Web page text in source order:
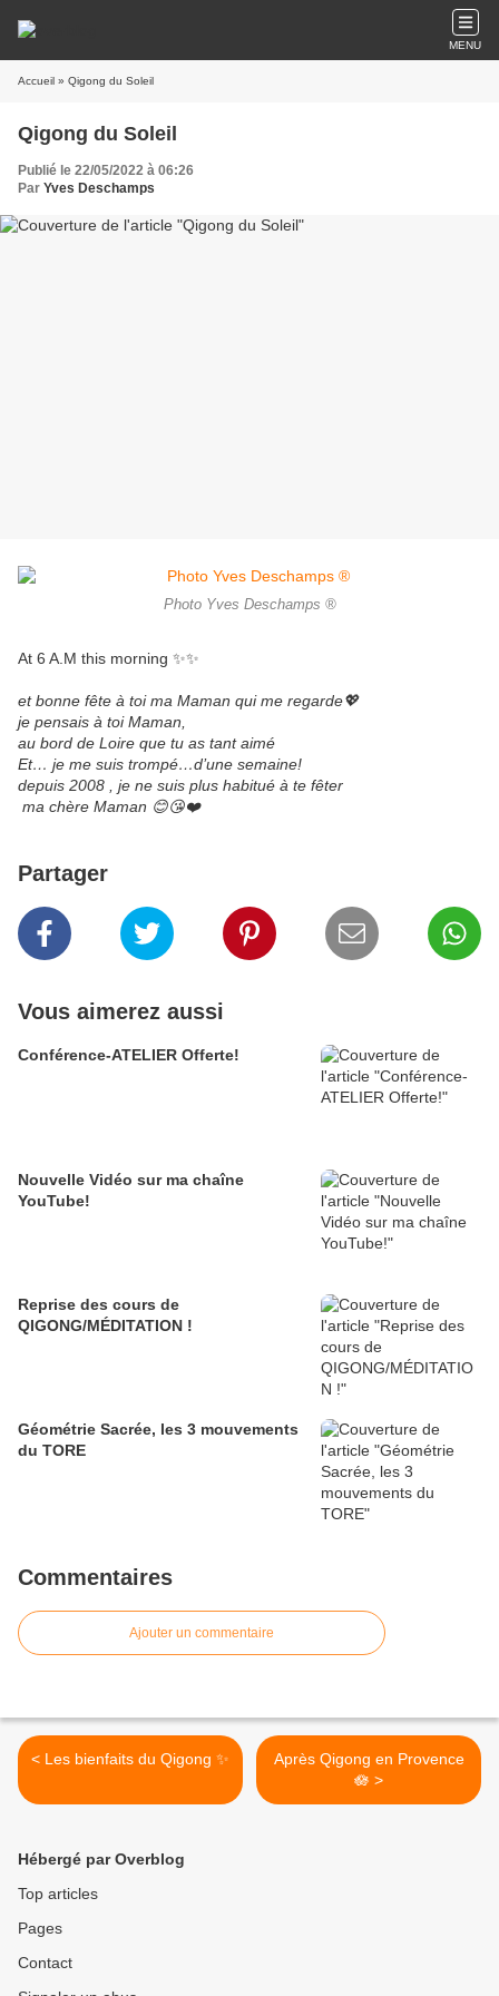
MENU
Accueil » Qigong du Soleil
Qigong du Soleil
Publié le 22/05/2022 à 06:26
Par Yves Deschamps
Photo Yves Deschamps ®️
At 6 A.M this morning ✨✨
et bonne fête à toi ma Maman qui me regarde💖
je pensais à toi Maman,
au bord de Loire que tu as tant aimé
Et… je me suis trompé…d’une semaine!
depuis 2008 , je ne suis plus habitué à te fêter
ma chère Maman 😊😘❤️
Partager
Vous aimerez aussi
Conférence-ATELIER Offerte!
Nouvelle Vidéo sur ma chaîne
YouTube!
Reprise des cours de
QIGONG/MÉDITATION !
Géométrie Sacrée, les 3 mouvements
du TORE
Commentaires
Ajouter un commentaire
< Les bienfaits du Qigong ✨
Après Qigong en Provence
🪷 >
Hébergé par Overblog
Top articles
Pages
Contact